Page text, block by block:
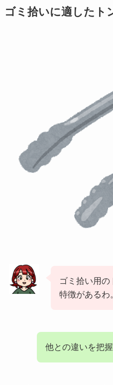
ゴミ拾いに適したト
ゴミ拾い用
特徴があるわ
他との違いを把握